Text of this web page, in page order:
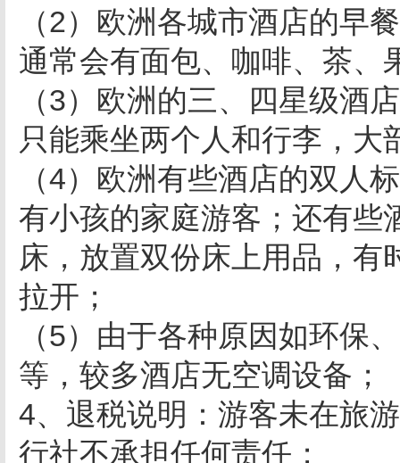
（2）欧洲各城市酒店的早
通常会有面包、咖啡、茶、
（3）欧洲的三、四星级酒
只能乘坐两个人和行李，大
（4）欧洲有些酒店的双人
有小孩的家庭游客；还有些
床，放置双份床上用品，有
拉开；
（5）由于各种原因如环保
等，较多酒店无空调设备；
4、退税说明：游客未在旅
行社不承担任何责任；